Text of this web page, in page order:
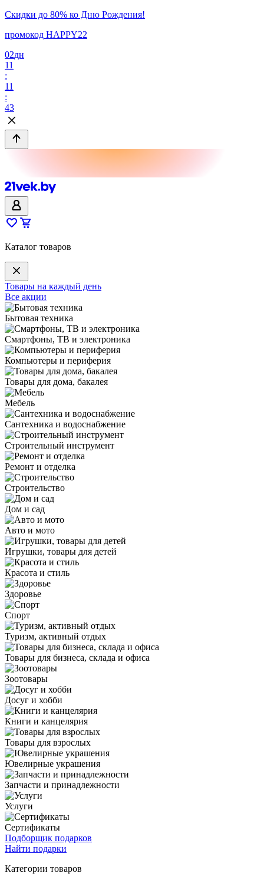
Скидки до 80% ко Дню Рождения!
промокод HAPPY22
02дн
11
:
11
:
43
Каталог товаров
Товары на каждый день
Все акции
Бытовая техника
Смартфоны, ТВ и электроника
Компьютеры и периферия
Товары для дома, бакалея
Мебель
Сантехника и водоснабжение
Строительный инструмент
Ремонт и отделка
Строительство
Дом и сад
Авто и мото
Игрушки, товары для детей
Красота и стиль
Здоровье
Спорт
Туризм, активный отдых
Товары для бизнеса, склада и офиса
Зоотовары
Досуг и хобби
Книги и канцелярия
Товары для взрослых
Ювелирные украшения
Запчасти и принадлежности
Услуги
Сертификаты
Подборщик подарков
Найти подарки
Категории товаров